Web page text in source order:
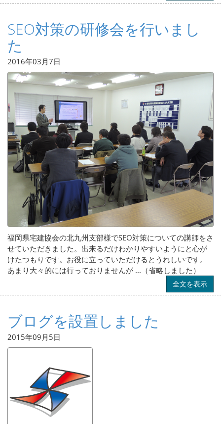
SEO対策の研修会を行いまし
た
2016年03月7日
福岡県宅建協会の北九州支部様でSEO対策についての講師をさ
せていただきました。出来るだけわかりやすいようにと心が
けたつもりです。お役に立っていただけるとうれしいです。
あまり大々的には行っておりませんが ...（省略しました）
全文を表示
ブログを設置しました
2015年09月5日